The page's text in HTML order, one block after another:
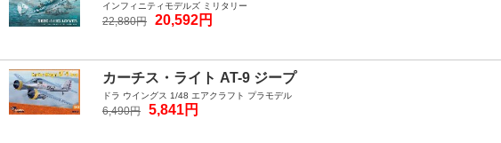
インフィニティモデルズ ミリタリー
22,880円 20,592円
カーチス・ライト AT-9 ジープ
ドラ ウイングス 1/48 エアクラフト プラモデル
6,490円 5,841円